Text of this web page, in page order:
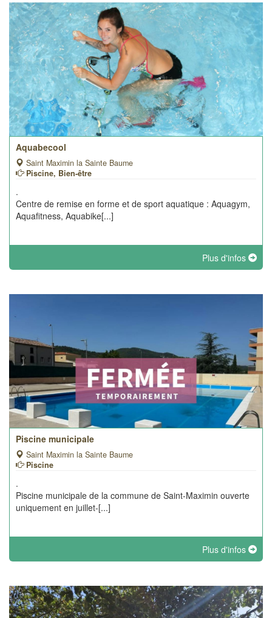
Aquabecool
Saint Maximin la Sainte Baume
Piscine, Bien-être
.
Centre de remise en forme et de sport aquatique : Aquagym,
Aquafitness, Aquabike[...]
Plus d'infos
Piscine municipale
Saint Maximin la Sainte Baume
Piscine
.
Piscine municipale de la commune de Saint-Maximin ouverte
uniquement en juillet-[...]
Plus d'infos